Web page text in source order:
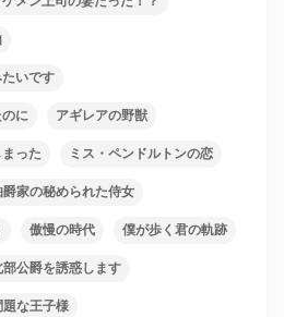
いです
に アギレアの野獣
った ミス・ペンドルトンの恋
爵家の秘められた侍女
傲慢の時代 僕が歩く君の軌跡
部公爵を誘惑します
題な王子様